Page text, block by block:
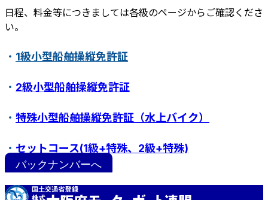
ボート免許教室
紛失･訂正手続き
小型船舶操縦免許証について
日程、料金等につきましては各級のページからご確認くださ
い。
・ 1級小型船舶操縦免許証
・ 2級小型船舶操縦免許証
・ 特殊小型船舶操縦免許証（水上バイク）
・ セットコース(1級+特殊、2級+特殊)
バックナンバーへ